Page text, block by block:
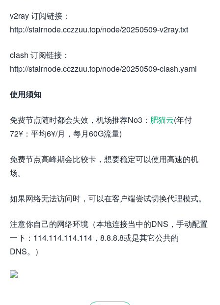
v2ray 订阅链接：
http://stairnode.cczzuu.top/node/20250509-v2ray.txt
clash 订阅链接：
http://stairnode.cczzuu.top/node/20250509-clash.yaml
使用须知
免费节点随时都会失效，机场推荐No3： 肥猫云(年付
72¥：平均6¥/月，每月60G流量)
免费节点高峰期会比较卡，想要稳定可以使用高速的机
场。
如果网络无法访问时，可以在客户端尝试切换代理模式。
注意你自己的网络环境（本地连接当中的DNS，手动配置
一下：114.114.114.114，8.8.8.8或是其它公共的
DNS。）